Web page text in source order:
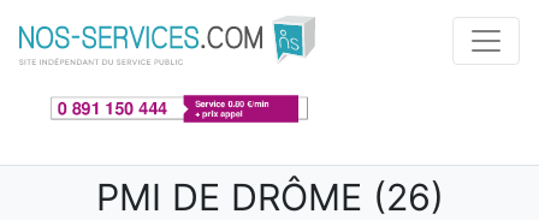
Aller au contenu principal
PMI DE DRÔME (26)